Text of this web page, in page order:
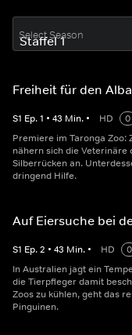
Select Season
Freiheit für den
S1 Ep.1 • 43 Min. • HD
0
Premiere im Taronga
nähern sich die Veterinäre
Silberrücken an.
dringend Hilfe.
Auf Eiersuche bei
S1 Ep.2 • 43 Min. • HD
0
In Australien jagt ein
die Tierpfleger damit
Zoos zu kühlen, geht das
Pinguinen.